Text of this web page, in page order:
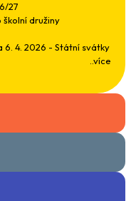
27
družiny
6. 4. 2026 - Státní svátky
..více